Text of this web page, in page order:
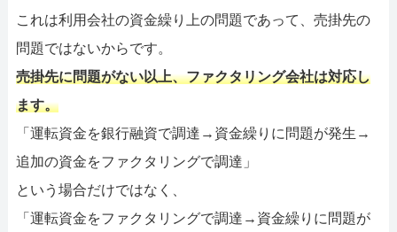
これは利用会社の資金繰り上の問題であって、売掛先の
問題ではないからです。
売掛先に問題がない以上、ファクタリング会社は対応し
ます。
「運転資金を銀行融資で調達→資金繰りに問題が発生→
追加の資金をファクタリングで調達」
という場合だけではなく、
「運転資金をファクタリングで調達→資金繰りに問題が